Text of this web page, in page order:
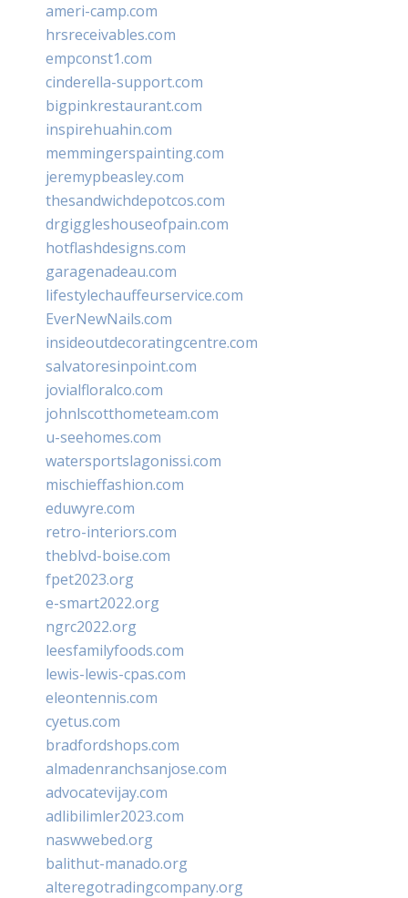
ameri-camp.com
hrsreceivables.com
empconst1.com
cinderella-support.com
bigpinkrestaurant.com
inspirehuahin.com
memmingerspainting.com
jeremypbeasley.com
thesandwichdepotcos.com
drgiggleshouseofpain.com
hotflashdesigns.com
garagenadeau.com
lifestylechauffeurservice.com
EverNewNails.com
insideoutdecoratingcentre.com
salvatoresinpoint.com
jovialfloralco.com
johnlscotthometeam.com
u-seehomes.com
watersportslagonissi.com
mischieffashion.com
eduwyre.com
retro-interiors.com
theblvd-boise.com
fpet2023.org
e-smart2022.org
ngrc2022.org
leesfamilyfoods.com
lewis-lewis-cpas.com
eleontennis.com
cyetus.com
bradfordshops.com
almadenranchsanjose.com
advocatevijay.com
adlibilimler2023.com
naswwebed.org
balithut-manado.org
alteregotradingcompany.org